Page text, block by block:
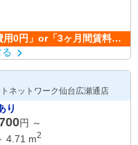
ネットワーク仙台広瀬通店
り
円 ～
4.71 m2